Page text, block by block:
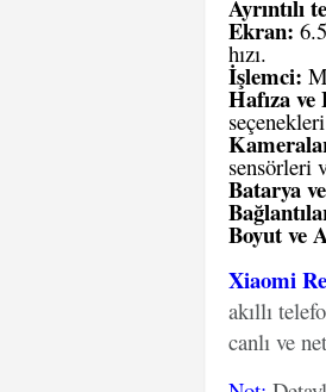
Ayrıntılı
Ekran:
hızı.
İşlemci:
Hafıza
sensörleri
Batarya
Boyut ve
Xiaomi
akıllı
canlı ve